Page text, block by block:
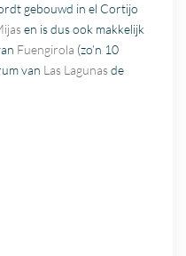
gebouwd in el Cortijo
en is dus ook makkelijk
Fuengirola (zo’n 10
van Las Lagunasde